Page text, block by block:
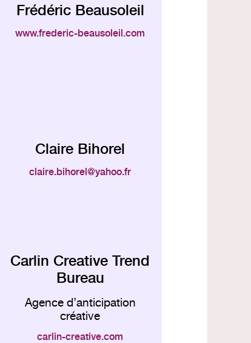
Frédéric Beausoleil
www.frederic-beausoleil.com
Claire Bihorel
claire.bihorel yahoo.fr
Carlin Creative Trend
Bureau
Agence d’anticipation
créative
carlin-creative.com